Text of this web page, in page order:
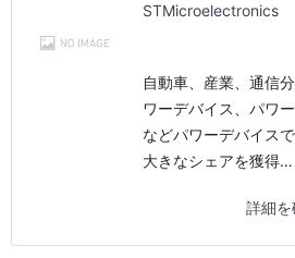
STMicroelectronics
自動車、産業、通信
ワーデバイス、パワ
などパワーデバイス
大きなシェアを獲得…
詳細を